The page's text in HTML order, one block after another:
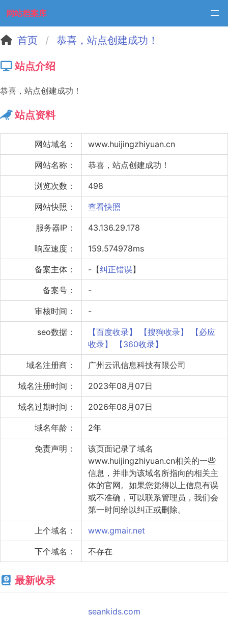
网站档案库
首页 恭喜，站点创建成功！
站点介绍
恭喜，站点创建成功！
站点资料
网站域名： www.huijingzhiyuan.cn
网站名称： 恭喜，站点创建成功！
浏览次数： 498
网站快照： 查看快照
服务器IP： 43.136.29.178
响应速度： 159.574978ms
备案主体： -【纠正错误】
备案号： -
审核时间： -
seo数据： 【百度收录】 【搜狗收录】
【必应
收录】
【360收录】
域名注册商： 广州云讯信息科技有限公司
域名注册时间： 2023年08月07日
域名过期时间： 2026年08月07日
域名年龄： 2年
免责声明：
该页面记录了域名
www.huijingzhiyuan.cn相关的一些
信息，并非为该域名所指向的相关主
体的官网。如果您觉得以上信息有误
或不准确，可以联系管理员，我们会
第一时间给以纠正或删除。
上个域名： www.gmair.net
下个域名： 不存在
最新收录
seankids.com